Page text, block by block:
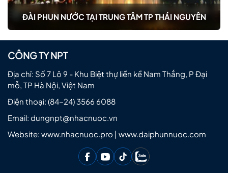
ĐÀI PHUN NƯỚC TẠI TRUNG TÂM TP THÁI NGUYÊN
CÔNG TY NPT
Địa chỉ: Số 7 Lô 9 - Khu Biệt thự liền kề Nam Thắng, P Đại
mỗ, TP Hà Nội, Việt Nam
Điện thoại: (84-24) 3566 6088
Email: dungnpt@nhacnuoc.vn
Website: www.nhacnuoc.pro | www.daiphunnuoc.com